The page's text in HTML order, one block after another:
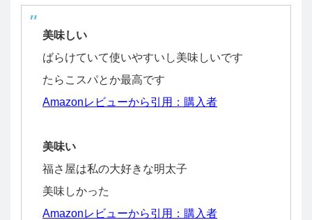
美味しい
ばらけていて使いやすいし美味しいです
たらこスパとか最高です
Amazonレビューから引用：購入者
美味い
福さ屋は私の大好きな明太子
美味しかった
Amazonレビューから引用：購入者